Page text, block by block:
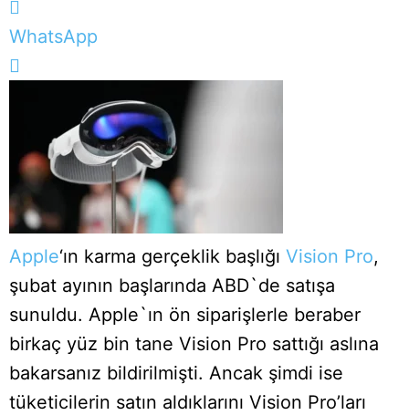
WhatsApp
Apple‘ın karma gerçeklik başlığı Vision Pro,
şubat ayının başlarında ABD`de satışa
sunuldu. Apple`ın ön siparişlerle beraber
birkaç yüz bin tane Vision Pro sattığı aslına
bakarsanız bildirilmişti. Ancak şimdi ise
tüketicilerin satın aldıklarını Vision Pro’ları